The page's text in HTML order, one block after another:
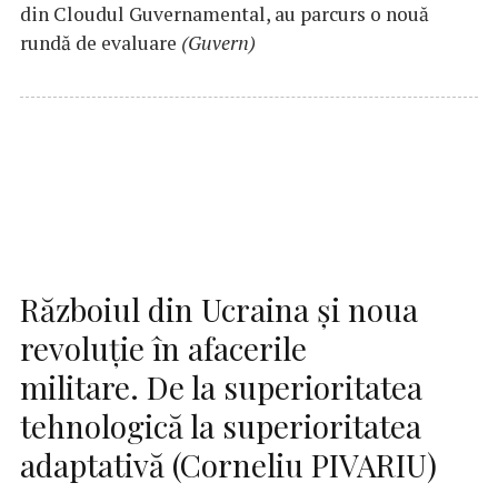
din Cloudul Guvernamental, au parcurs o nouă
rundă de evaluare (Guvern)
Războiul din Ucraina și noua
revoluție în afacerile
militare. De la superioritatea
tehnologică la superioritatea
adaptativă (Corneliu PIVARIU)